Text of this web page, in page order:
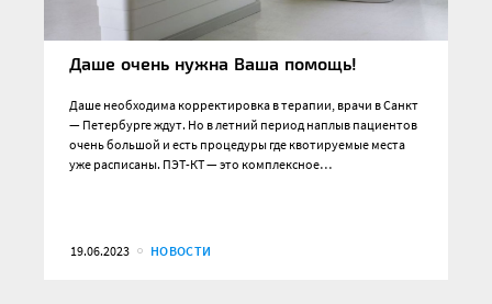
Даше очень нужна Ваша помощь!
Даше необходима корректировка в терапии, врачи в Санкт
— Петербурге ждут. Но в летний период наплыв пациентов
очень большой и есть процедуры где квотируемые места
уже расписаны. ПЭТ-КТ — это комплексное…
19.06.2023 НОВОСТИ